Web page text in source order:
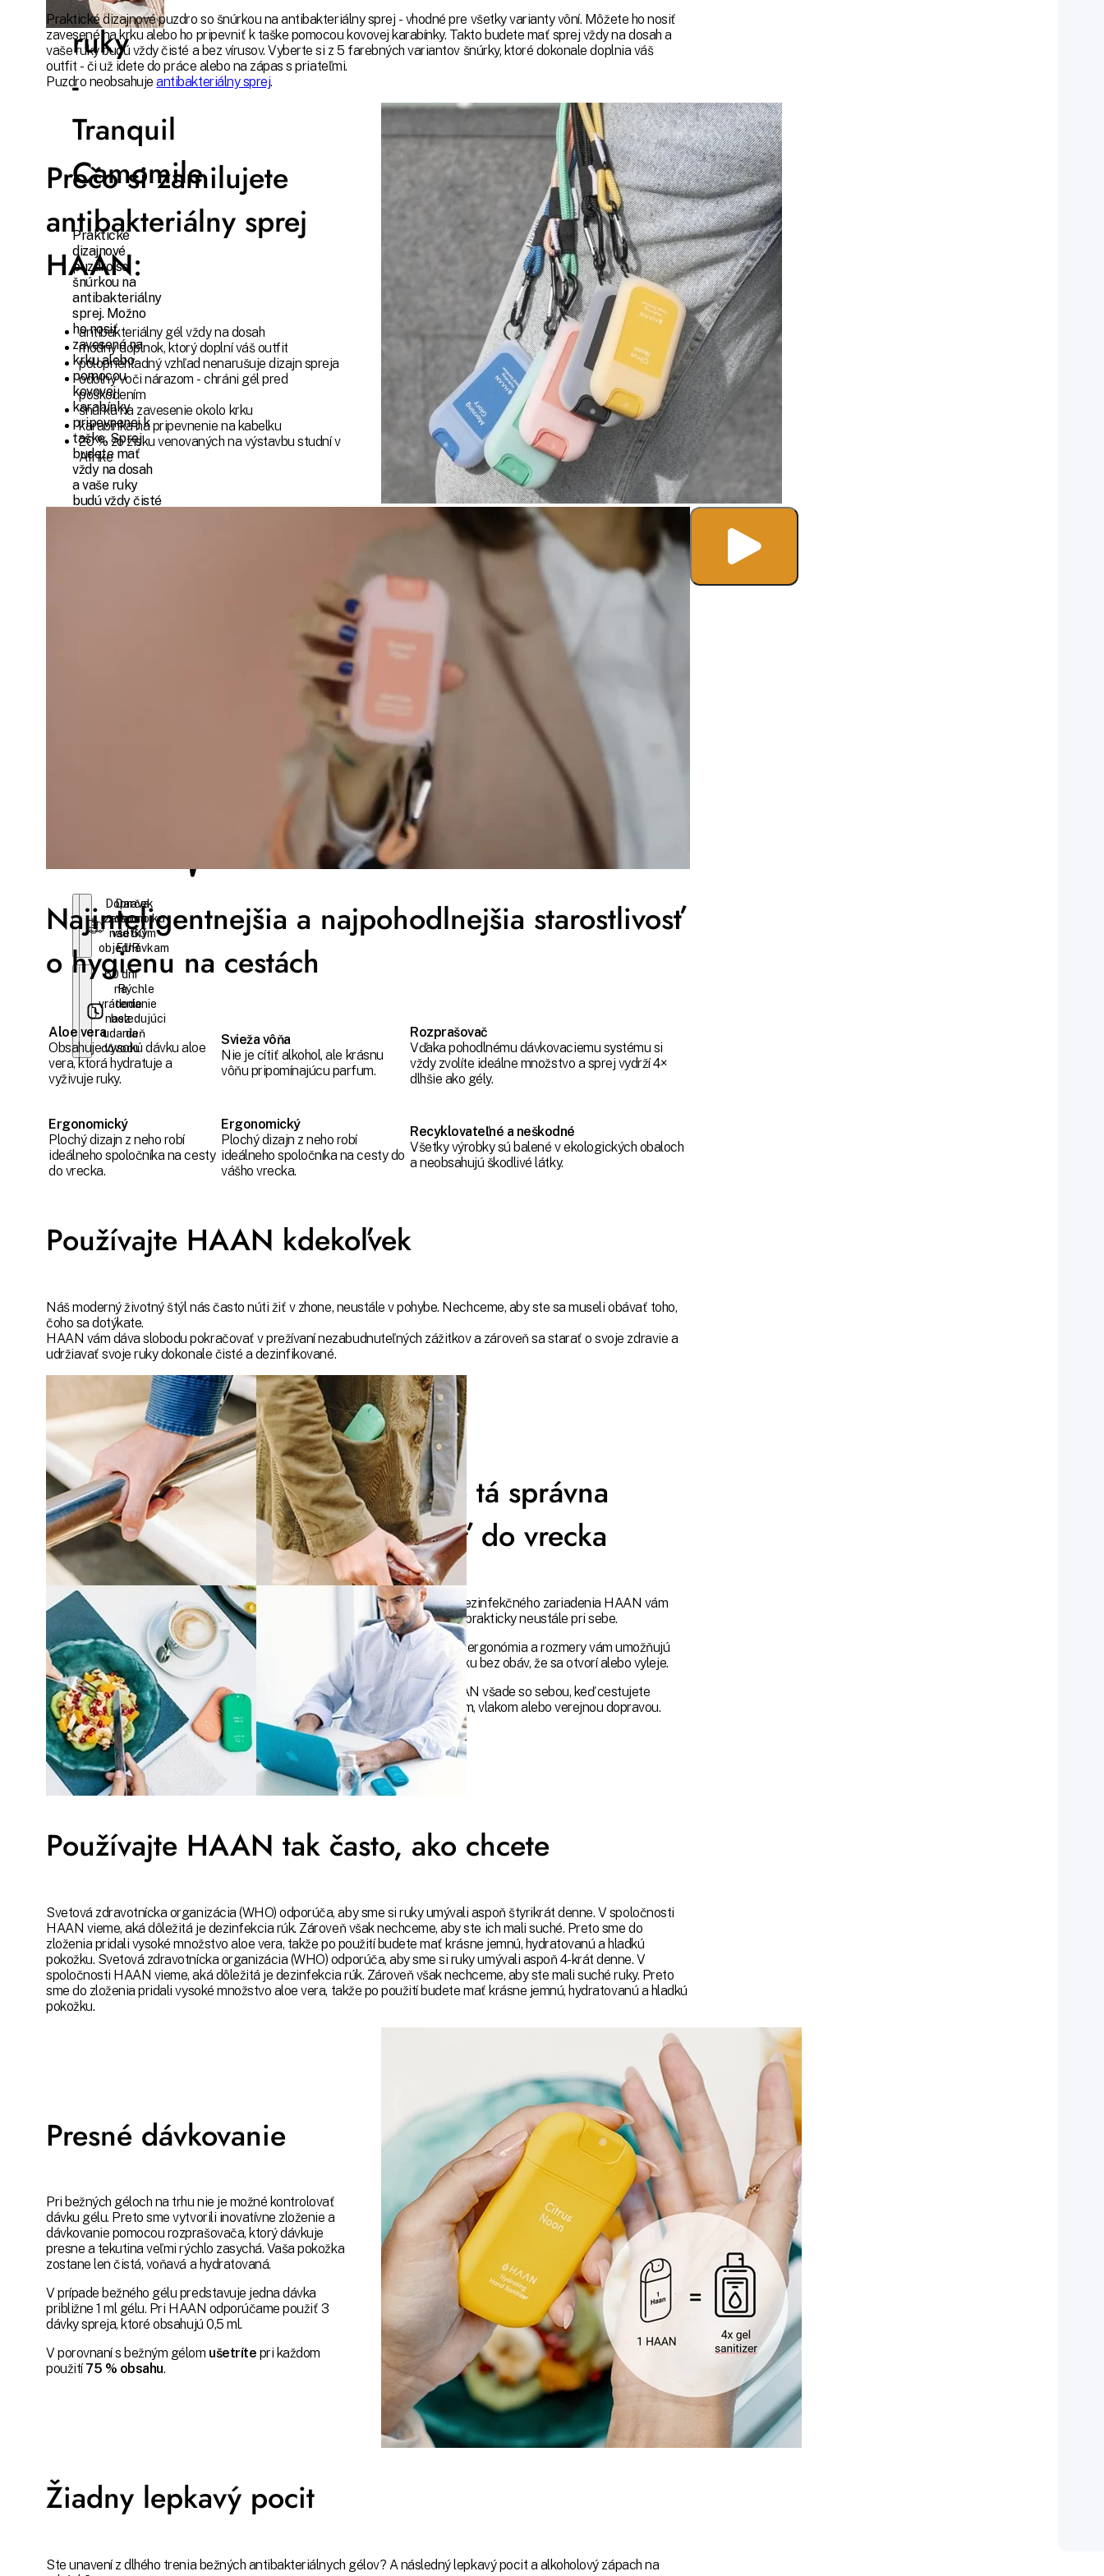
ruky
-
Tranquil
Camomile
Praktické
dizajnové
puzdro so
šnúrkou na
antibakteriálny
sprej. Možno
ho nosiť
zavesené na
krku alebo
pomocou
kovovej
karabínky
pripevnenej k
taške. Sprej
budete mať
vždy na dosah
a vaše ruky
budú vždy čisté
€0,31 zľavu
na ďalší
nákup s
vernostným
programom.
Darček
zadarmo ku
všetkým
objednávkam
Doprava
zdarma
nad 60
EUR
60 dní
na
vrátenie
bez
udania
dôvodu
Rýchle
dodanie
nasledujúci
deň
Praktické dizajnové puzdro so šnúrkou na antibakteriálny sprej - vhodné pre všetky varianty vôní. Môžete ho nosiť
zavesené na krku alebo ho pripevniť k taške pomocou kovovej karabínky. Takto budete mať sprej vždy na dosah a
vaše ruky budú vždy čisté a bez vírusov. Vyberte si z 5 farebných variantov šnúrky, ktoré dokonale doplnia váš
outfit - či už idete do práce alebo na zápas s priateľmi.
Puzdro neobsahujeantibakteriálny sprej.
Prečo si zamilujete
antibakteriálny sprej
HAAN:
antibakteriálny gél vždy na dosah
módny doplnok, ktorý doplní váš outfit
polopriehľadný vzhľad nenarušuje dizajn spreja
odolný voči nárazom - chráni gél pred
poškodením
šnúrka na zavesenie okolo krku
karabínka na pripevnenie na kabelku
20 % zo zisku venovaných na výstavbu studní v
Afrike
Najinteligentnejšia a najpohodlnejšia starostlivosť
o hygienu na cestách
Aloe vera
Obsahuje vysokú dávku aloe
vera, ktorá hydratuje a
vyživuje ruky.
Svieža vôňa
Nie je cítiť alkohol, ale krásnu
vôňu pripomínajúcu parfum.
Rozprašovač
Vďaka pohodlnému dávkovaciemu systému si
vždy zvolíte ideálne množstvo a sprej vydrží 4×
dlhšie ako gély.
Ergonomický
Plochý dizajn z neho robí
ideálneho spoločníka na cesty
do vrecka.
Ergonomický
Plochý dizajn z neho robí
ideálneho spoločníka na cesty do
vášho vrecka.
Recyklovateľné a neškodné
Všetky výrobky sú balené v ekologických obaloch
a neobsahujú škodlivé látky.
Používajte HAAN kdekoľvek
Náš moderný životný štýl nás často núti žiť v zhone, neustále v pohybe. Nechceme, aby ste sa museli obávať toho,
čoho sa dotýkate.
HAAN vám dáva slobodu pokračovať v prežívaní nezabudnuteľných zážitkov a zároveň sa starať o svoje zdravie a
udržiavať svoje ruky dokonale čisté a dezinfikované.
Presne tá správna
veľkosť do vrecka
Skvelý dizajn dezinfekčného zariadenia HAAN vám
umožní mať ho prakticky neustále pri sebe.
Jeho hmotnosť, ergonómia a rozmery vám umožňujú
mať ho vo vrecku bez obáv, že sa otvorí alebo vyleje.
Vezmite si HAAN všade so sebou, keď cestujete
autom, lietadlom, vlakom alebo verejnou dopravou.
Používajte HAAN tak často, ako chcete
Svetová zdravotnícka organizácia (WHO) odporúča, aby sme si ruky umývali aspoň štyrikrát denne. V spoločnosti
HAAN vieme, aká dôležitá je dezinfekcia rúk. Zároveň však nechceme, aby ste ich mali suché. Preto sme do
zloženia pridali vysoké množstvo aloe vera, takže po použití budete mať krásne jemnú, hydratovanú a hladkú
pokožku. Svetová zdravotnícka organizácia (WHO) odporúča, aby sme si ruky umývali aspoň 4-krát denne. V
spoločnosti HAAN vieme, aká dôležitá je dezinfekcia rúk. Zároveň však nechceme, aby ste mali suché ruky. Preto
sme do zloženia pridali vysoké množstvo aloe vera, takže po použití budete mať krásne jemnú, hydratovanú a hladkú
pokožku.
Presné dávkovanie
Pri bežných géloch na trhu nie je možné kontrolovať
dávku gélu. Preto sme vytvorili inovatívne zloženie a
dávkovanie pomocou rozprašovača, ktorý dávkuje
presne a tekutina veľmi rýchlo zasychá. Vaša pokožka
zostane len čistá, voňavá a hydratovaná.
V prípade bežného gélu predstavuje jedna dávka
približne 1 ml gélu. Pri HAAN odporúčame použiť 3
dávky spreja, ktoré obsahujú 0,5 ml.
V porovnaní s bežným gélom ušetríte pri každom
použití75 % obsahu.
Žiadny lepkavý pocit
Ste unavení z dlhého trenia bežných antibakteriálnych gélov? A následný lepkavý pocit a alkoholový zápach na